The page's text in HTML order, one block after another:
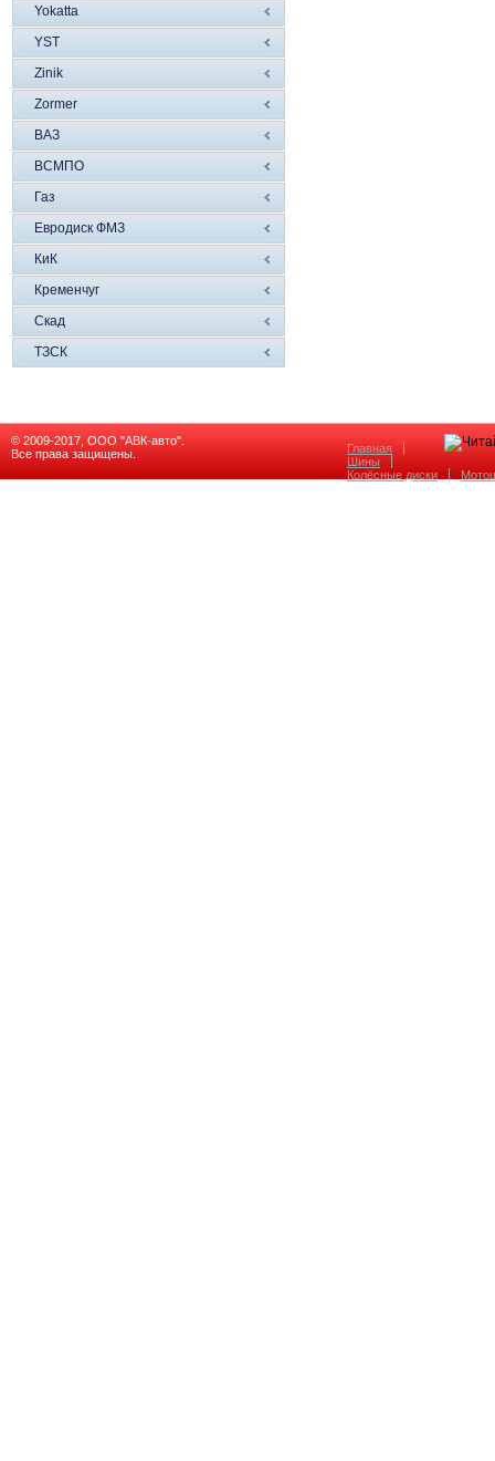
Yokatta
YST
Zinik
Zormer
ВАЗ
ВСМПО
Газ
Евродиск ФМЗ
КиК
Кременчуг
Скад
ТЗСК
© 2009-2017, ООО "АВК-авто".
Все права защищены.
Главная
Шины
Колёсные диски